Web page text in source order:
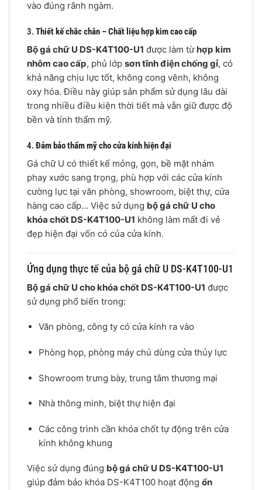
vào đúng rãnh ngàm.
3. Thiết kế chắc chắn – Chất liệu hợp kim cao cấp
Bộ gá chữ U DS-K4T100-U1 được làm từ hợp kim
nhôm cao cấp, phủ lớp sơn tĩnh điện chống gỉ, có
khả năng chịu lực tốt, không cong vênh, không
oxy hóa. Điều này giúp sản phẩm sử dụng lâu dài
trong nhiều điều kiện thời tiết mà vẫn giữ được độ
bền và tính thẩm mỹ.
4. Đảm bảo thẩm mỹ cho cửa kính hiện đại
Gá chữ U có thiết kế mỏng, gọn, bề mặt nhám
phay xước sang trọng, phù hợp với các cửa kính
cường lực tại văn phòng, showroom, biệt thự, cửa
hàng cao cấp… Việc sử dụng bộ gá chữ U cho
khóa chốt DS-K4T100-U1 không làm mất đi vẻ
đẹp hiện đại vốn có của cửa kính.
Ứng dụng thực tế của bộ gá chữ U DS-K4T100-U1
Bộ gá chữ U cho khóa chốt DS-K4T100-U1 được
sử dụng phổ biến trong:
Văn phòng, công ty có cửa kính ra vào
Phòng họp, phòng máy chủ dùng cửa thủy lực
Showroom trưng bày, trung tâm thương mại
Nhà thông minh, biệt thự hiện đại
Các công trình cần khóa chốt tự động trên cửa
kính không khung
Việc sử dụng đúng bộ gá chữ U DS-K4T100-U1
giúp đảm bảo khóa DS-K4T100 hoạt động ổn